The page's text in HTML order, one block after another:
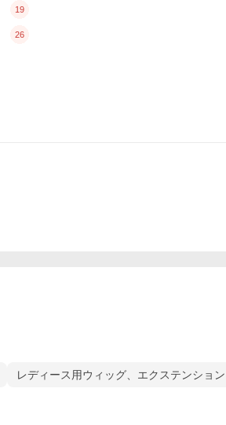
19
26
レディース用ウィッグ、エクステンション